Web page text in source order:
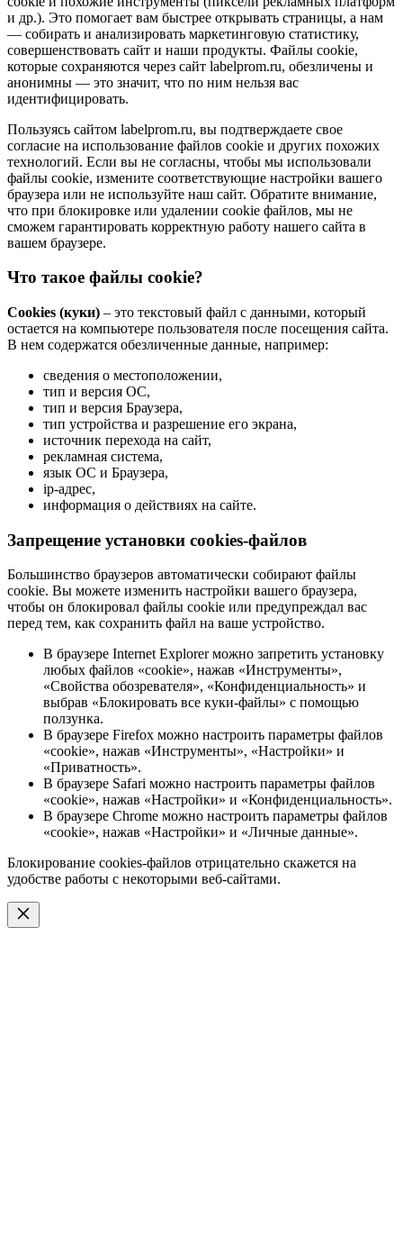
и др.). Это помогает вам быстрее открывать страницы, а нам
— собирать и анализировать маркетинговую статистику,
совершенствовать сайт и наши продукты. Файлы сookie,
которые сохраняются через сайт labelprom.ru, обезличены и
анонимны — это значит, что по ним нельзя вас
идентифицировать.
Пользуясь сайтом labelprom.ru, вы подтверждаете свое
согласие на использование файлов cookie и других похожих
технологий. Если вы не согласны, чтобы мы использовали
файлы cookie, измените соответствующие настройки вашего
браузера или не используйте наш сайт. Обратите внимание,
что при блокировке или удалении cookie файлов, мы не
сможем гарантировать корректную работу нашего сайта в
вашем браузере.
Что такое файлы cookie?
Cookies (куки) – это текстовый файл с данными, который
остается на компьютере пользователя после посещения сайта.
В нем содержатся обезличенные данные, например:
сведения о местоположении,
тип и версия ОС,
тип и версия Браузера,
тип устройства и разрешение его экрана,
источник перехода на сайт,
рекламная система,
язык ОС и Браузера,
ip-адрес,
информация о действиях на сайте.
Запрещение установки cookies-файлов
Большинство браузеров автоматически собирают файлы
cookie. Вы можете изменить настройки вашего браузера,
чтобы он блокировал файлы cookie или предупреждал вас
перед тем, как сохранить файл на ваше устройство.
В браузере Internet Explorer можно запретить установку
любых файлов «cookie», нажав «Инструменты»,
«Свойства обозревателя», «Конфиденциальность» и
выбрав «Блокировать все куки-файлы» с помощью
ползунка.
В браузере Firefox можно настроить параметры файлов
«cookie», нажав «Инструменты», «Настройки» и
«Приватность».
В браузере Safari можно настроить параметры файлов
«cookie», нажав «Настройки» и «Конфиденциальность».
В браузере Chrome можно настроить параметры файлов
«cookie», нажав «Настройки» и «Личные данные».
Блокирование cookies-файлов отрицательно скажется на
удобстве работы с некоторыми веб-сайтами.